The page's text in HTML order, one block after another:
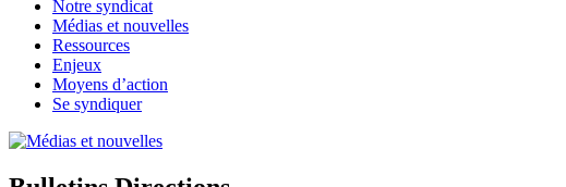
Notre syndicat
Médias et nouvelles
Ressources
Enjeux
Moyens d’action
Se syndiquer